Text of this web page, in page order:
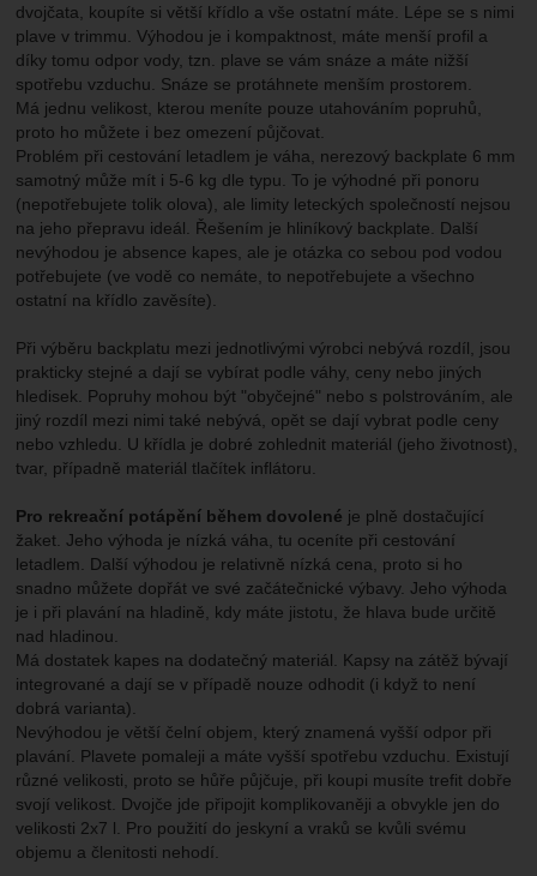
dvojčata, koupíte si větší křídlo a vše ostatní máte. Lépe se s nimi
plave v trimmu. Výhodou je i kompaktnost, máte menší profil a
díky tomu odpor vody, tzn. plave se vám snáze a máte nižší
spotřebu vzduchu. Snáze se protáhnete menším prostorem.
Má jednu velikost, kterou meníte pouze utahováním popruhů,
proto ho můžete i bez omezení půjčovat.
Problém při cestování letadlem je váha, nerezový backplate 6 mm
samotný může mít i 5-6 kg dle typu. To je výhodné při ponoru
(nepotřebujete tolik olova), ale limity leteckých společností nejsou
na jeho přepravu ideál. Řešením je hliníkový backplate. Další
nevýhodou je absence kapes, ale je otázka co sebou pod vodou
potřebujete (ve vodě co nemáte, to nepotřebujete a všechno
ostatní na křídlo zavěsíte).
Při výběru backplatu mezi jednotlivými výrobci nebývá rozdíl, jsou
prakticky stejné a dají se vybírat podle váhy, ceny nebo jiných
hledisek. Popruhy mohou být "obyčejné" nebo s polstrováním, ale
jiný rozdíl mezi nimi také nebývá, opět se dají vybrat podle ceny
nebo vzhledu. U křídla je dobré zohlednit materiál (jeho životnost),
tvar, případně materiál tlačítek inflátoru.
Pro rekreační potápění během dovolené je plně dostačující
žaket. Jeho výhoda je nízká váha, tu oceníte při cestování
letadlem. Další výhodou je relativně nízká cena, proto si ho
snadno můžete dopřát ve své začátečnické výbavy. Jeho výhoda
je i při plavání na hladině, kdy máte jistotu, že hlava bude určitě
nad hladinou.
Má dostatek kapes na dodatečný materiál. Kapsy na zátěž bývají
integrované a dají se v případě nouze odhodit (i když to není
dobrá varianta).
Nevýhodou je větší čelní objem, který znamená vyšší odpor při
plavání. Plavete pomaleji a máte vyšší spotřebu vzduchu. Existují
různé velikosti, proto se hůře půjčuje, při koupi musíte trefit dobře
svojí velikost. Dvojče jde připojit komplikovaněji a obvykle jen do
velikosti 2x7 l. Pro použití do jeskyní a vraků se kvůli svému
objemu a členitosti nehodí.